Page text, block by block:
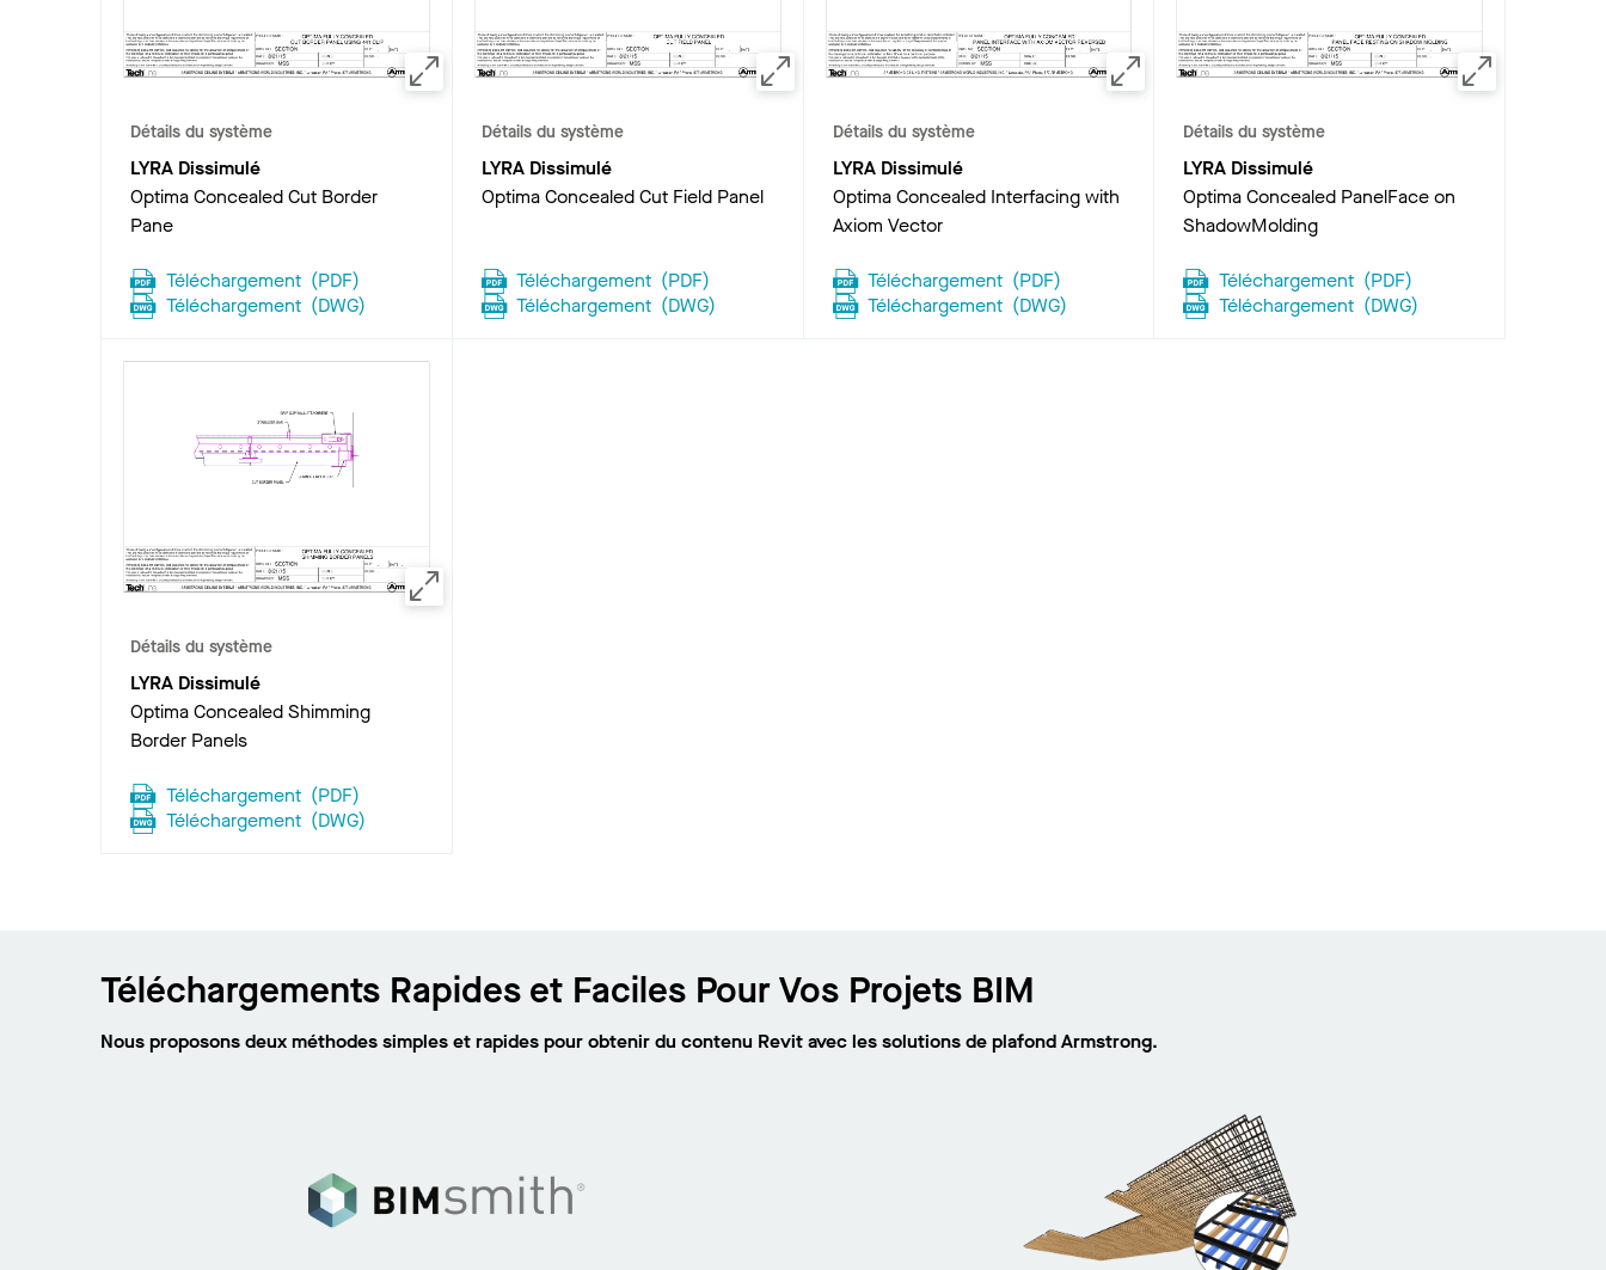
Détails du système
LYRA Dissimulé
Optima Concealed Cut Border
Pane
Téléchargement (PDF)
Téléchargement (DWG)
Détails du système
LYRA Dissimulé
Optima Concealed Cut Field Panel
Téléchargement (PDF)
Téléchargement (DWG)
Détails du système
LYRA Dissimulé
Optima Concealed Interfacing with
Axiom Vector
Téléchargement (PDF)
Téléchargement (DWG)
Détails du système
LYRA Dissimulé
Optima Concealed PanelFace on
ShadowMolding
Téléchargement (PDF)
Téléchargement (DWG)
Détails du système
LYRA Dissimulé
Optima Concealed Shimming
Border Panels
Téléchargement (PDF)
Téléchargement (DWG)
Téléchargements Rapides et Faciles Pour Vos Projets BIM
Nous proposons deux méthodes simples et rapides pour obtenir du contenu Revit avec les solutions de plafond Armstrong.